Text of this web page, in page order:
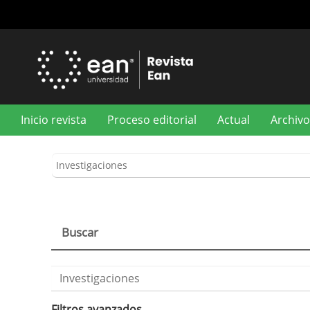
principal
Inicio revista Proceso editorial Actual
Buscar
Buscar
artículos
por